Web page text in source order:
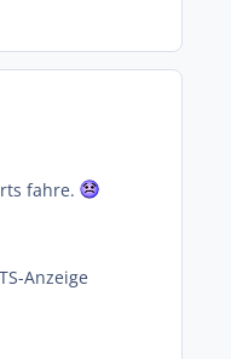
fahre.
Anzeige